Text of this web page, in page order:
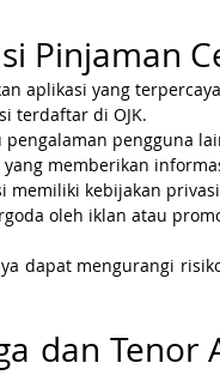
Pinjaman
aplikasi yang
terdaftar di OJK.
pengalaman pengguna
yang memberikan
memiliki kebijakan
oleh iklan atau
dapat mengurangi
dan Tenor